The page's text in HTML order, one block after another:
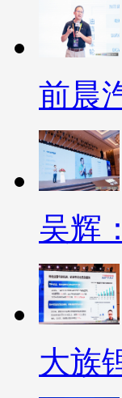
前晨
吴辉
大族